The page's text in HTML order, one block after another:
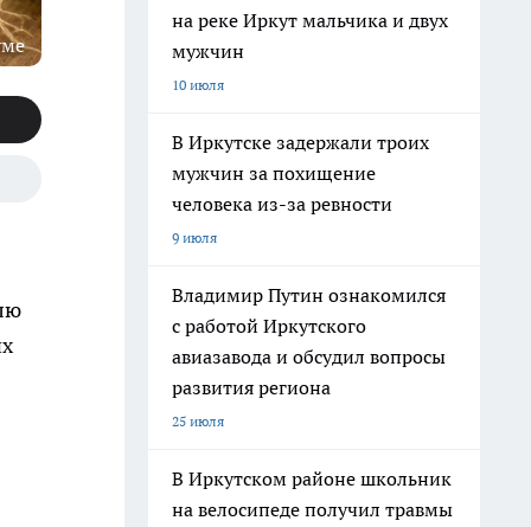
на реке Иркут мальчика и двух
мужчин
10 июля
В Иркутске задержали троих
мужчин за похищение
человека из-за ревности
9 июля
Владимир Путин ознакомился
с работой Иркутского
авиазавода и обсудил вопросы
развития региона
25 июля
В Иркутском районе школьник
на велосипеде получил травмы